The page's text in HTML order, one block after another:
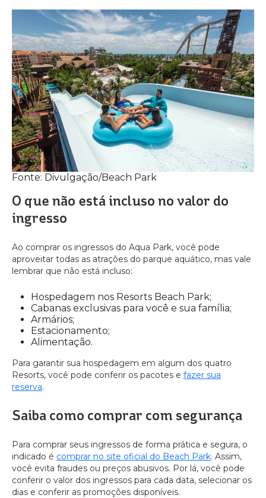
Fonte: Divulgação/Beach Park
O que não está incluso no valor do
ingresso
Ao comprar os ingressos do Aqua Park, você pode
aproveitar todas as atrações do parque aquático, mas vale
lembrar que não está incluso:
Hospedagem nos Resorts Beach Park;
Cabanas exclusivas para você e sua família;
Armários;
Estacionamento;
Alimentação.
Para garantir sua hospedagem em algum dos quatro
Resorts, você pode conferir os pacotes e fazer sua
reserva.
Saiba como comprar com segurança
Para comprar seus ingressos de forma prática e segura, o
indicado é comprar no site oficial do Beach Park. Assim,
você evita fraudes ou preços abusivos. Por lá, você pode
conferir o valor dos ingressos para cada data, selecionar os
dias e conferir as promoções disponíveis.